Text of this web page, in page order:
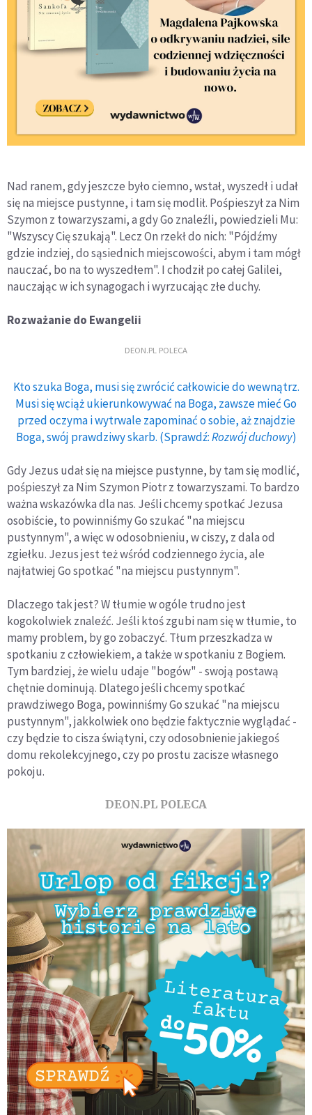
Nad ranem, gdy jeszcze było ciemno, wstał, wyszedł i udał
się na miejsce pustynne, i tam się modlił. Pośpieszył za Nim
Szymon z towarzyszami, a gdy Go znaleźli, powiedzieli Mu:
"Wszyscy Cię szukają". Lecz On rzekł do nich: "Pójdźmy
gdzie indziej, do sąsiednich miejscowości, abym i tam mógł
nauczać, bo na to wyszedłem". I chodził po całej Galilei,
nauczając w ich synagogach i wyrzucając złe duchy.
Rozważanie do Ewangelii
DEON.PL POLECA
Kto szuka Boga, musi się zwrócić całkowicie do wewnątrz.
Musi się wciąż ukierunkowywać na Boga, zawsze mieć Go
przed oczyma i wytrwale zapominać o sobie, aż znajdzie
Boga, swój prawdziwy skarb. (Sprawdź:Rozwój duchowy)
Gdy Jezus udał się na miejsce pustynne, by tam się modlić,
pośpieszył za Nim Szymon Piotr z towarzyszami. To bardzo
ważna wskazówka dla nas. Jeśli chcemy spotkać Jezusa
osobiście, to powinniśmy Go szukać "na miejscu
pustynnym", a więc w odosobnieniu, w ciszy, z dala od
zgiełku. Jezus jest też wśród codziennego życia, ale
najłatwiej Go spotkać "na miejscu pustynnym".
Dlaczego tak jest? W tłumie w ogóle trudno jest
kogokolwiek znaleźć. Jeśli ktoś zgubi nam się w tłumie, to
mamy problem, by go zobaczyć. Tłum przeszkadza w
spotkaniu z człowiekiem, a także w spotkaniu z Bogiem.
Tym bardziej, że wielu udaje "bogów" - swoją postawą
chętnie dominują. Dlatego jeśli chcemy spotkać
prawdziwego Boga, powinniśmy Go szukać "na miejscu
pustynnym", jakkolwiek ono będzie faktycznie wyglądać -
czy będzie to cisza świątyni, czy odosobnienie jakiegoś
domu rekolekcyjnego, czy po prostu zacisze własnego
pokoju.
DEON.PL POLECA